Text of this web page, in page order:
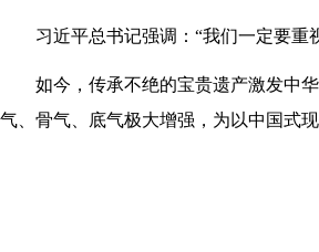
习近平总书记强调：“我们一定要
如今，传承不绝的宝贵遗产激发中
气、骨气、底气极大增强，为以中国式